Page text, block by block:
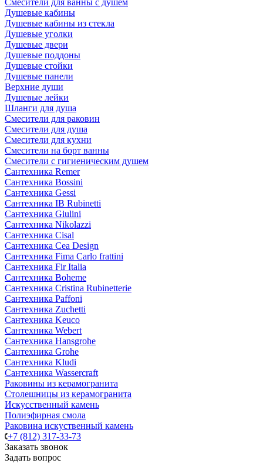
Смесители для ванны с душем
Душевые кабины
Душевые кабины из стекла
Душевые уголки
Душевые двери
Душевые поддоны
Душевые стойки
Душевые панели
Верхние души
Душевые лейки
Шланги для душа
Смесители для раковин
Смесители для душа
Смесители для кухни
Смесители на борт ванны
Смесители с гигиеническим душем
Сантехника Remer
Сантехника Bossini
Сантехника Gessi
Сантехника IB Rubinetti
Сантехника Giulini
Сантехника Nikolazzi
Сантехника Cisal
Сантехника Cea Design
Сантехника Fima Carlo frattini
Сантехника Fir Italia
Сантехника Boheme
Сантехника Cristina Rubinetterie
Сантехника Paffoni
Сантехника Zuchetti
Сантехника Keuco
Сантехника Webert
Сантехника Hansgrohe
Сантехника Grohe
Сантехника Kludi
Сантехника Wassercraft
Раковины из керамогранита
Столешницы из керамогранита
Искусственный камень
Полиэфирная смола
Раковина искуственный камень
+7 (812) 317-33-73
Заказать звонок
Задать вопрос